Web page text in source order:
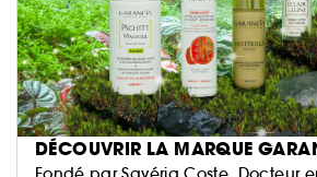
DÉCOUVRIR LA MARQUE